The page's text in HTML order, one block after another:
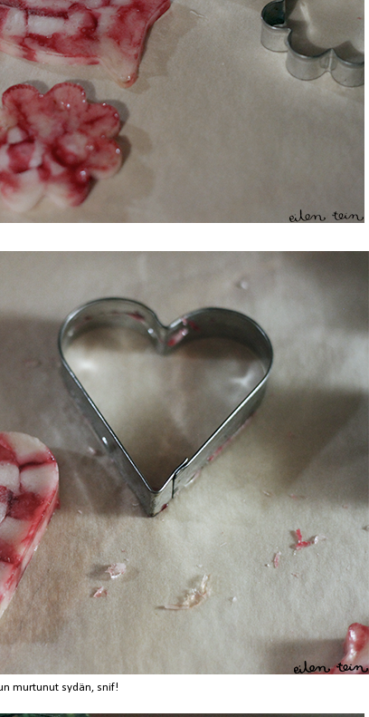
murtunut sydän, snif!